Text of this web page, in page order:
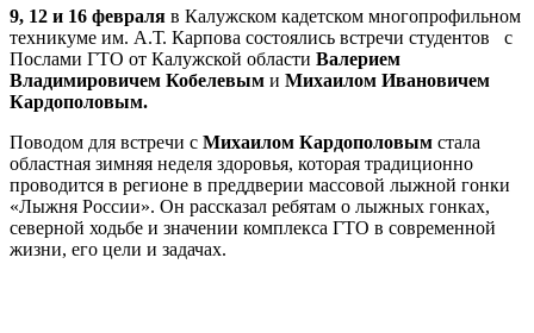
9, 12 и 16 февраля в Калужском кадетском многопрофильном
техникуме им. А.Т. Карпова состоялись встречи студентов с
Послами ГТО от Калужской области Валерием
Владимировичем Кобелевым и Михаилом Ивановичем
Кардополовым.
Поводом для встречи с Михаилом Кардополовым стала
областная зимняя неделя здоровья, которая традиционно
проводится в регионе в преддверии массовой лыжной гонки
«Лыжня России». Он рассказал ребятам о лыжных гонках,
северной ходьбе и значении комплекса ГТО в современной
жизни, его цели и задачах.